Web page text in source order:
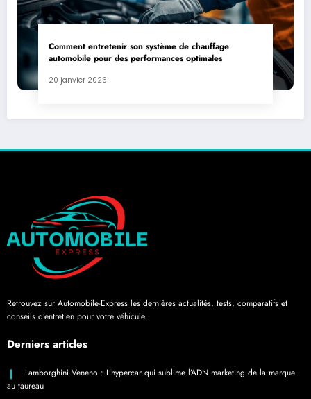
Comment entretenir son système de chauffage
automobile pour des performances optimales
20 janvier 2026
Retrouvez sur Automobile-Express les dernières actualités, tests, comparatifs et
conseils d’entretien pour votre véhicule.
Derniers articles
Lamborghini Veneno : L’hypercar qui sublime l’ADN marketing de la marque
au taureau